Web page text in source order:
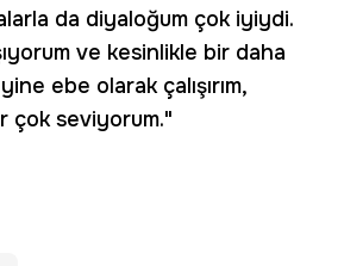
da diyaloğum çok iyiydi.
ve kesinlikle bir daha
ebe olarak çalışırım,
çok seviyorum."